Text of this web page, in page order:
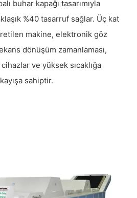
buhar kapağı tasarımıyla
%40 tasarruf sağlar. Üç kat
makine, elektronik göz
dönüşüm zamanlaması,
ve yüksek sıcaklığa
sahiptir.